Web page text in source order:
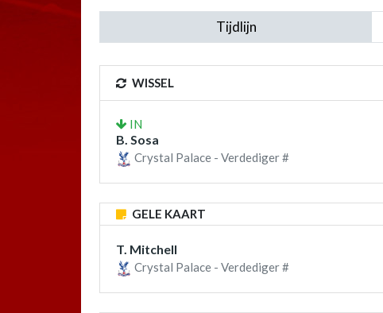
Tijdlijn
WISSEL
IN
B. Sosa
Crystal Palace - Verdediger #
GELE KAART
T. Mitchell
Crystal Palace - Verdediger #